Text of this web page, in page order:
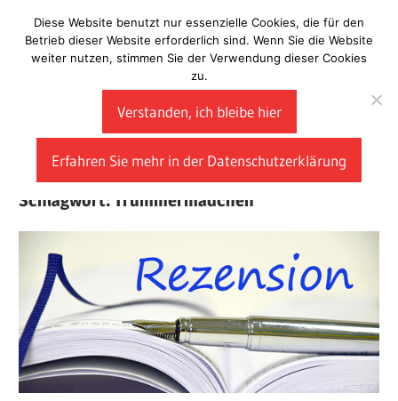
Inhalt
springen
Laberladen
Schlagwort: Trümmermädchen
Diese Website benutzt nur essenzielle Cookies, die für den
Betrieb dieser Website erforderlich sind. Wenn Sie die Website
weiter nutzen, stimmen Sie der Verwendung dieser Cookies
zu.
Verstanden, ich bleibe hier
Erfahren Sie mehr in der Datenschutzerklärung